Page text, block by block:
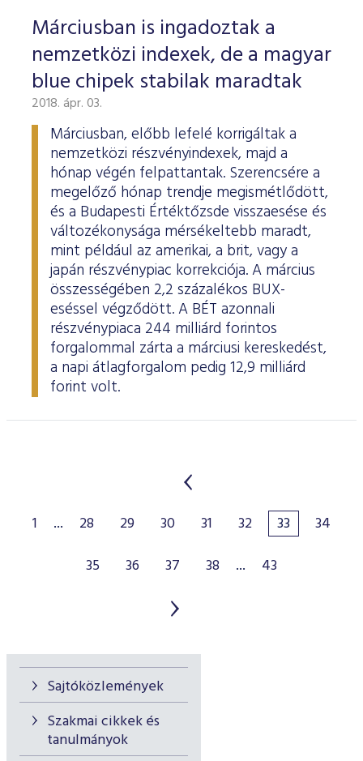
Sajtóközlemények
Szakmai cikkek és
tanulmányok
Márciusban is ingadoztak a
nemzetközi indexek, de a magyar
blue chipek stabilak maradtak
2018. ápr. 03.
Márciusban, előbb lefelé korrigáltak a
nemzetközi részvényindexek, majd a
hónap végén felpattantak. Szerencsére a
megelőző hónap trendje megismétlődött,
és a Budapesti Értéktőzsde visszaesése és
változékonysága mérsékeltebb maradt,
mint például az amerikai, a brit, vagy a
japán részvénypiac korrekciója. A március
összességében 2,2 százalékos BUX-
eséssel végződött. A BÉT azonnali
részvénypiaca 244 milliárd forintos
forgalommal zárta a márciusi kereskedést,
a napi átlagforgalom pedig 12,9 milliárd
forint volt.
1 ... 28 29 30 31 32 33
34
35
36 37 38 ... 43